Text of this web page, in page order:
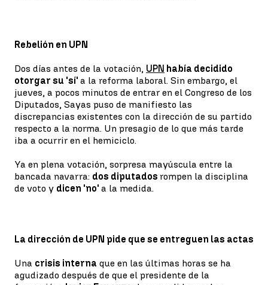
Rebelión en UPN
Dos días antes de la votación, UPN había decidido
otorgar su 'sí' a la reforma laboral. Sin embargo, el
jueves, a pocos minutos de entrar en el Congreso de los
Diputados, Sayas puso de manifiesto las
discrepancias existentes con la dirección de su partido
respecto a la norma. Un presagio de lo que más tarde
iba a ocurrir en el hemiciclo.
Ya en plena votación, sorpresa mayúscula entre la
bancada navarra: dos diputados rompen la disciplina
de voto y dicen 'no' a la medida.
La dirección de UPN pide que se entreguen las actas
Una crisis interna que en las últimas horas se ha
agudizado después de que el presidente de la